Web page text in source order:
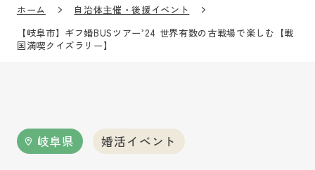
ホーム
自治体主催・後援イベント
【岐阜市】ギフ婚BUSツアー’24 世界有数の古戦場で楽しむ【戦
国満喫クイズラリー】
岐阜県 婚活イベント